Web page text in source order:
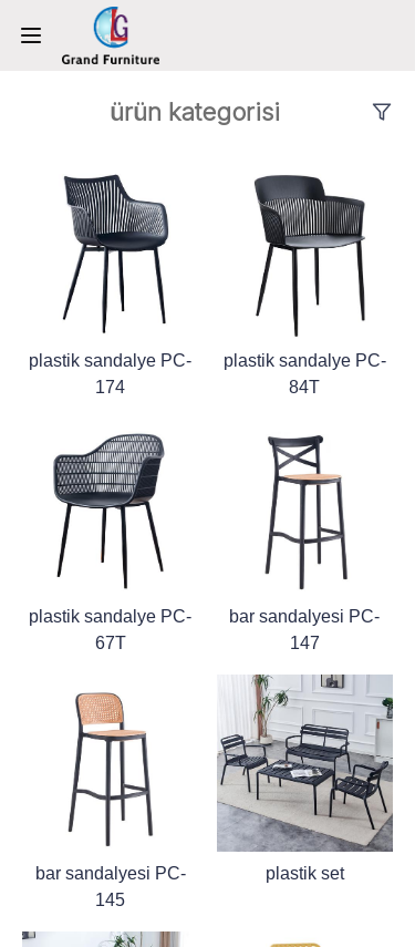
ürün kategorisi
plastik sandalye PC-
174
plastik sandalye PC-
84T
plastik sandalye PC-
67T
bar sandalyesi PC-
147
bar sandalyesi PC-
145
plastik set
ANA SAYFA
ÜRÜNLER
HAKKIMIZDA
HABERLER
BİZİMLE İLETİŞİME GEÇİN